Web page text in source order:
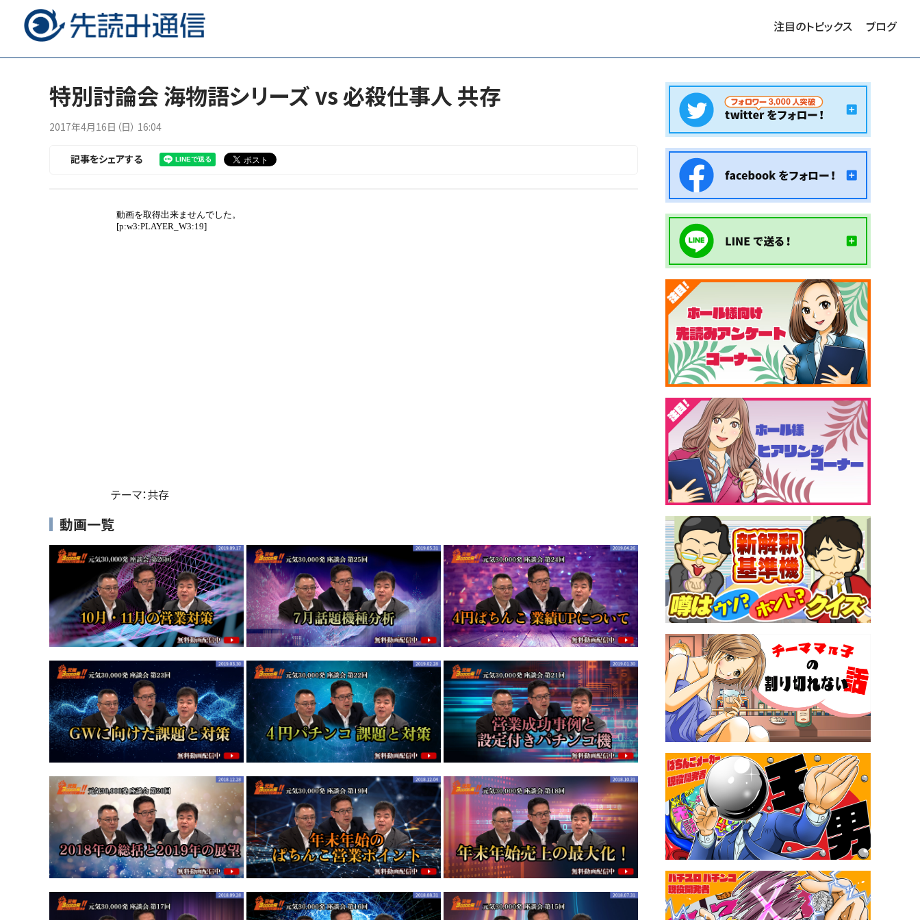
注目のトピックス ブログ
特別討論会 海物語シリーズ vs 必殺仕事人 共存
2017年4月16日（日） 16:04
記事をシェアする
テーマ：共存
動画一覧